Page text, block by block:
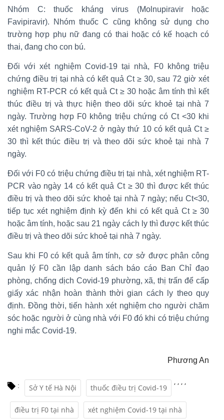
Nhóm C: thuốc kháng virus (Molnupiravir hoặc
Favipiravir). Nhóm thuốc C cũng không sử dụng cho
trường hợp phụ nữ đang có thai hoặc có kế hoạch có
thai, đang cho con bú.
Đối với xét nghiệm Covid-19 tại nhà, F0 không triệu
chứng điều trị tại nhà có kết quả Ct ≥ 30, sau 72 giờ xét
nghiệm RT-PCR có kết quả Ct ≥ 30 hoặc âm tính thì kết
thúc điều trị và thực hiện theo dõi sức khoẻ tại nhà 7
ngày. Trường hợp F0 không triệu chứng có Ct <30 khi
xét nghiệm SARS-CoV-2 ở ngày thứ 10 có kết quả Ct ≥
30 thì kết thúc điều trị và theo dõi sức khoẻ tại nhà 7
ngày.
Đối với F0 có triệu chứng điều trị tại nhà, xét nghiệm RT-
PCR vào ngày 14 có kết quả Ct ≥ 30 thì được kết thúc
điều trị và theo dõi sức khoẻ tại nhà 7 ngày; nếu Ct<30,
tiếp tục xét nghiệm định kỳ đến khi có kết quả Ct ≥ 30
hoặc âm tính, hoặc sau 21 ngày cách ly thì được kết thúc
điều trị và theo dõi sức khoẻ tại nhà 7 ngày.
Sau khi F0 có kết quả âm tính, cơ sở được phân công
quản lý F0 cần lập danh sách báo cáo Ban Chỉ đạo
phòng, chống dịch Covid-19 phường, xã, thị trấn để cấp
giấy xác nhận hoàn thành thời gian cách ly theo quy
định. Đồng thời, tiến hành xét nghiệm cho người chăm
sóc hoặc người ở cùng nhà với F0 đó khi có triệu chứng
nghi mắc Covid-19.
Phương An
: Sở Y tế Hà Nội
,
thuốc điều trị Covid-19
,
điều trị F0 tại nhà
,
xét nghiệm Covid-19 tại nhà
,